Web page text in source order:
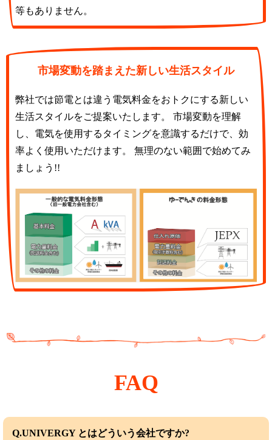
等もありません。
市場変動を踏まえた新しい生活スタイル
弊社では節電とは違う電気料金をおトクにする新しい
生活スタイルをご提案いたします。 市場変動を理解
し、電気を使用するタイミングを意識するだけで、効
率よく使用いただけます。 無理のない範囲で始めてみ
ましょう!!
FAQ
Q.UNIVERGY とはどういう会社ですか?